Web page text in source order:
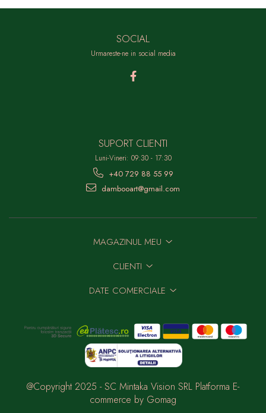
SOCIAL
Urmareste-ne in social media
SUPORT CLIENTI
Luni-Vineri: 09:30 - 17:30
+40 729 88 55 99
dambooart@gmail.com
MAGAZINUL MEU
CLIENTI
DATE COMERCIALE
@Copyright 2025 - SC Mintaka Vision SRL Platforma E-
commerce by Gomag